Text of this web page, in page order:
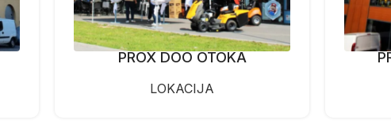
PROX DOO OTOKA
LOKACIJA